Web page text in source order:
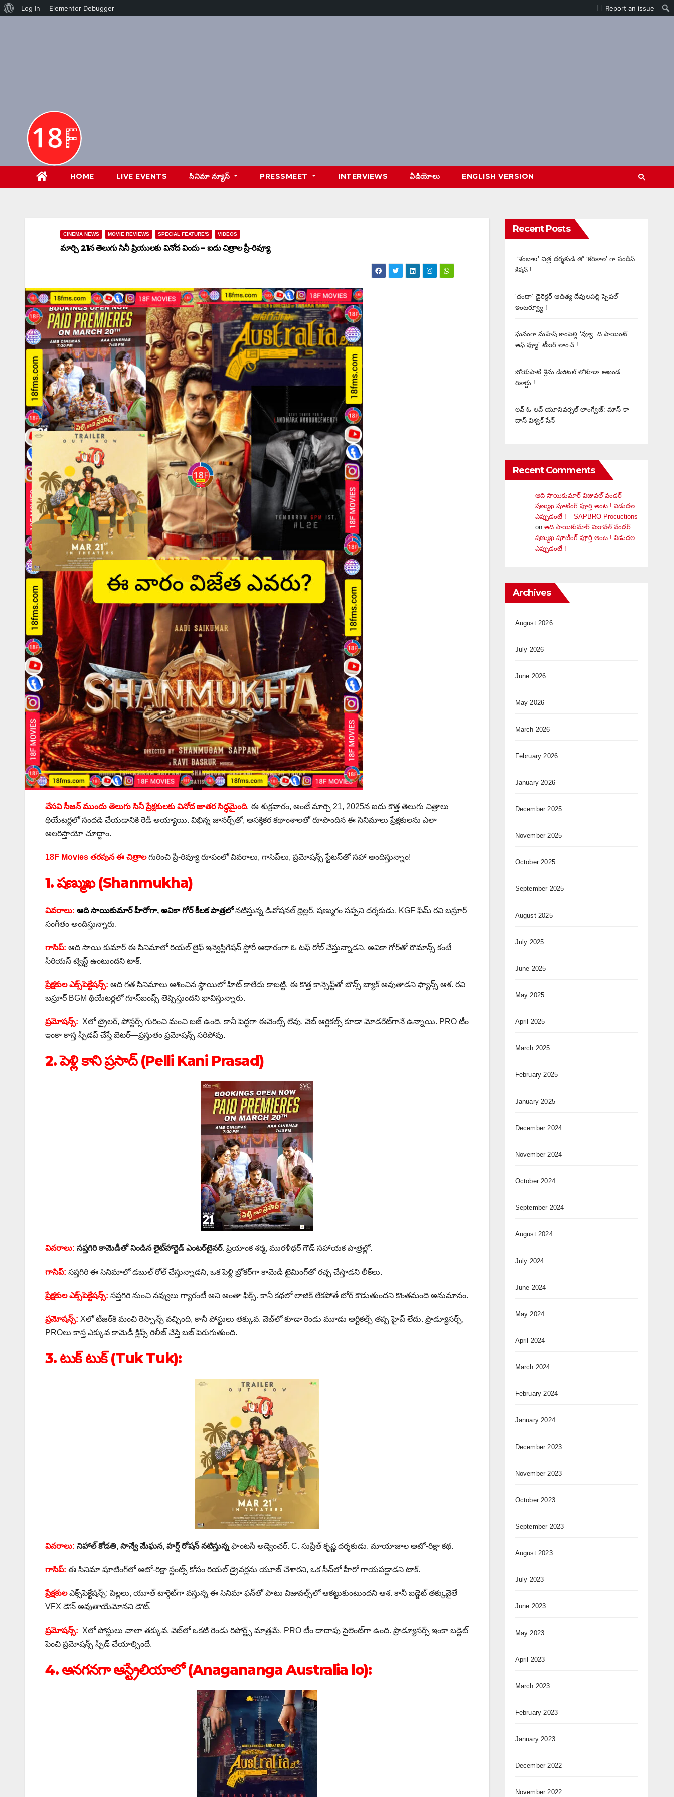
About
Log In Elementor Debugger Report an issue
HOME LIVE EVENTS సినిమా న్యూస్ PRESSMEET INTERVIEWS వీడియోలు ENGLISH VERSION
CINEMA NEWS MOVIE REVIEWS SPECIAL FEATURE'S VIDEOS
మార్చి 21న తెలుగు సినీ ప్రియులకు వినోద విందు – ఐదు చిత్రాల ప్రీ-రివ్యూ
వేసవి సీజన్ ముందు తెలుగు సినీ ప్రేక్షకులకు వినోద జాతర సిద్ధమైంది. ఈ శుక్రవారం, అంటే మార్చి 21, 2025న ఐదు కొత్త తెలుగు చిత్రాలు
థియేటర్లలో సందడి చేయడానికి రెడీ అయ్యాయి. విభిన్న జానర్స్‌తో, ఆసక్తికర కథాంశాలతో రూపొందిన ఈ సినిమాలు ప్రేక్షకులను ఎలా
అలరిస్తాయో చూద్దాం.
18F Movies తరపున ఈ చిత్రాలగురించి ప్రీ-రివ్యూ రూపంలో వివరాలు, గాసిప్‌లు, ప్రమోషన్స్ స్టేటస్‌తో సహా అందిస్తున్నాం!
1. షణ్ముఖ (Shanmukha)
వివరాలు: ఆది సాయికుమార్ హీరోగా, అవికా గోర్ కీలక పాత్రలోనటిస్తున్న డివోషనల్ థ్రిల్లర్. షణ్ముగం సప్పని దర్శకుడు, KGF ఫేమ్ రవి బస్రూర్
సంగీతం అందిస్తున్నారు.
గాసిప్: ఆది సాయి కుమార్ ఈ సినిమాలో రియల్ లైఫ్ ఇన్వెస్టిగేషన్ స్టోరీ ఆధారంగా ఓ టఫ్ రోల్ చేస్తున్నాడని, అవికా గోర్‌తో రొమాన్స్ కంటే
సీరియస్ ట్విస్ట్ ఉంటుందని టాక్.
ప్రేక్షకుల ఎక్స్‌పెక్టేషన్స్: ఆది గత సినిమాలు ఆశించిన స్థాయిలో హిట్ కాలేదు కాబట్టి, ఈ కొత్త కాన్సెప్ట్‌తో బౌన్స్ బ్యాక్ అవుతాడని ఫ్యాన్స్ ఆశ. రవి
బస్రూర్ BGM థియేటర్లలో గూస్‌బంప్స్ తెప్పిస్తుందని భావిస్తున్నారు.
ప్రమోషన్స్: Xలో ట్రైలర్, పోస్టర్స్ గురించి మంచి బజ్ ఉంది, కానీ పెద్దగా ఈవెంట్స్ లేవు. వెబ్ ఆర్టికల్స్ కూడా మోడరేట్‌గానే ఉన్నాయి. PRO టీం
ఇంకా కాస్త స్పీడప్ చేస్తే బెటర్—ప్రస్తుతం ప్రమోషన్స్ సరిపోవు.
2. పెళ్లి కాని ప్రసాద్ (Pelli Kani Prasad)
వివరాలు: సప్తగిరి కామెడీతో నిండిన లైట్‌హార్టెడ్ ఎంటర్‌టైనర్. ప్రియాంక శర్మ, మురళీధర్ గౌడ్ సహాయక పాత్రల్లో.
గాసిప్: సప్తగిరి ఈ సినిమాలో డబుల్ రోల్ చేస్తున్నాడని, ఒక పెళ్లి బ్రోకర్‌గా కామెడీ టైమింగ్‌తో రచ్చ చేస్తాడని లీక్‌లు.
ప్రేక్షకుల ఎక్స్‌పెక్టేషన్స్: సప్తగిరి నుంచి నవ్వులు గ్యారంటీ అని అంతా ఫిక్స్. కానీ కథలో లాజిక్ లేకపోతే బోర్ కొడుతుందని కొంతమంది అనుమానం.
ప్రమోషన్స్: Xలో టీజర్‌కి మంచి రెస్పాన్స్ వచ్చింది, కానీ పోస్టులు తక్కువ. వెబ్‌లో కూడా రెండు మూడు ఆర్టికల్స్ తప్ప హైప్ లేదు. ప్రొడ్యూసర్స్,
PROలు కాస్త ఎక్కువ కామెడీ క్లిప్స్ రిలీజ్ చేస్తే బజ్ పెరుగుతుంది.
3. టుక్ టుక్ (Tuk Tuk):
వివరాలు: నిహాల్ కోడతి, సాన్వే మేఘన, హర్ష్ రోషన్ నటిస్తున్న ఫాంటసీ అడ్వెంచర్. C. సుప్రీత్ కృష్ణ దర్శకుడు. మాయాజాల ఆటో-రిక్షా కథ.
గాసిప్: ఈ సినిమా షూటింగ్‌లో ఆటో-రిక్షా స్టంట్స్ కోసం రియల్ డ్రైవర్లను యూజ్ చేశారని, ఒక సీన్‌లో హీరో గాయపడ్డాడని టాక్.
ప్రేక్షకులఎక్స్‌పెక్టేషన్స్: పిల్లలు, యూత్ టార్గెట్‌గా వస్తున్న ఈ సినిమా ఫన్‌తో పాటు విజువల్స్‌లో ఆకట్టుకుంటుందని ఆశ. కానీ బడ్జెట్ తక్కువైతే
VFX డౌన్ అవుతాయేమోనని డౌట్.
ప్రమోషన్స్: Xలో పోస్టులు చాలా తక్కువ, వెబ్‌లో ఒకటి రెండు రిపోర్ట్స్ మాత్రమే. PRO టీం దాదాపు సైలెంట్‌గా ఉంది. ప్రొడ్యూసర్స్ ఇంకా బడ్జెట్
పెంచి ప్రమోషన్స్ స్పీడ్ చేయాల్సిందే.
4. అనగనగా ఆస్ట్రేలియాలో (Anagananga Australia lo):
Recent Posts
‘శంబాల’ చిత్ర దర్శకుడి తో ‘కరికాల’ గా సందీప్
కిషన్ !
‘దందా’ డైరెక్ట‌ర్ ఆదిత్య దేవులపల్లి స్పెషల్
ఇంటర్వ్యూ !
ఘనంగా మహేష్ కాంపెల్లి ‘వ్యూ: ది పాయింట్
ఆఫ్ వ్యూ’ టీజర్ లాంచ్ !
బోయపాటి శ్రీను డిజిటల్‌ లోకూడా అఖండ
రికార్డు !
లవ్ ఓ లవ్ యూనివర్సల్ లాంగ్వేజ్‌: మాస్ కా
దాస్ విశ్వక్ సేన్
Recent Comments
ఆది సాయికుమార్ విజువ‌ల్ వండ‌ర్
ష‌ణ్ముఖ షూటింగ్ పూర్తి అంట ! విడుదల
ఎప్పుడంటే ! – SAPBRO Procuctions
on ఆది సాయికుమార్ విజువ‌ల్ వండ‌ర్
ష‌ణ్ముఖ షూటింగ్ పూర్తి అంట ! విడుదల
ఎప్పుడంటే !
Archives
August 2026
July 2026
June 2026
May 2026
March 2026
February 2026
January 2026
December 2025
November 2025
October 2025
September 2025
August 2025
July 2025
June 2025
May 2025
April 2025
March 2025
February 2025
January 2025
December 2024
November 2024
October 2024
September 2024
August 2024
July 2024
June 2024
May 2024
April 2024
March 2024
February 2024
January 2024
December 2023
November 2023
October 2023
September 2023
August 2023
July 2023
June 2023
May 2023
April 2023
March 2023
February 2023
January 2023
December 2022
November 2022